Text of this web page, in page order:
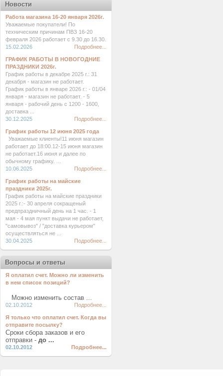
Новости
Работа магазина 16-20 января 2026г.
Уважаемые покупатели! По
техническим причинам ПВЗ 16-20
февраля 2026 работает с 9.30 до 16.30.
15.02.2026
Подробнее...
ГРАФИК РАБОТЫ В НОВОГОДНИЕ
ПРАЗДНИКИ 2026г.
График работы в декабре 2025 г.: 31
декабря - магазин не работает.
График работы в январе 2026 г.: - 01/04
января - магазин не работает. - 5
января - рабочий день с 1200 - 1600,
доставка ...
30.12.2025
Подробнее...
График работы 12 июня 2025 года
Уважаемые клиенты!11 июня магазин
работает до 18:00.12-15 июня магазин
не работает.16 июня и далее по
обычному графику. ...
10.06.2025
Подробнее...
График работы на майские
праздники 2025г.
График работы на майские праздники
2025 г.:- 30 апреля сокращеный
предпраздничный день на 1 час. - 1
мая - 4 мая пункт выдачи не работает,
"самовывоз" / "доставка курьером"
осуществляться не ...
30.04.2025
Подробнее...
Вопросы и ответы
Я оплатил счет. Можно ли изменить
в нем список позиций?
Можно изменить состав ...
02.10.2012 Подробнее...
Я только что оплатил счет. Когда вы
отправите посылку?
Сроки сбора заказов и его
отправки - до ...
02.10.2012 Подробнее...